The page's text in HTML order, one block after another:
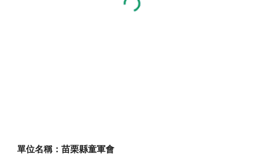
單位名稱：苗栗縣童軍會